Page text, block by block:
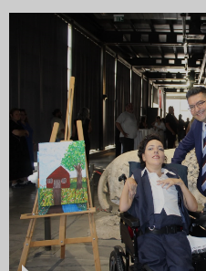
Eski eşini 8
Orhan
milyar lira
Halil
Deliktaş’ı